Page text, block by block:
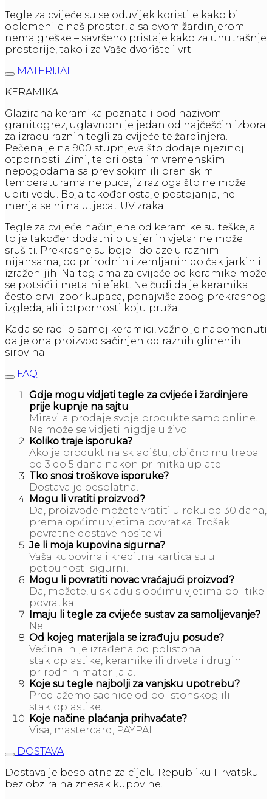
Tegle za cvijeće su se oduvijek koristile kako bi
oplemenile naš prostor, a sa ovom žardinjerom
nema greške – savršeno pristaje kako za unutrašnje
prostorije, tako i za Vaše dvorište i vrt.
MATERIJAL
KERAMIKA
Glazirana keramika poznata i pod nazivom
granitogrez, uglavnom je jedan od najčešćih izbora
za izradu raznih tegli za cvijeće te žardinjera.
Pečena je na 900 stupnjeva što dodaje njezinoj
otpornosti. Zimi, te pri ostalim vremenskim
nepogodama sa previsokim ili preniskim
temperaturama ne puca, iz razloga što ne može
upiti vodu. Boja također ostaje postojanja, ne
menja se ni na utjecat UV zraka.
Tegle za cvijeće načinjene od keramike su teške, ali
to je također dodatni plus jer ih vjetar ne može
srušiti. Prekrasne su boje i dolaze u raznim
nijansama, od prirodnih i zemljanih do čak jarkih i
izraženijih. Na teglama za cvijeće od keramike može
se potsići i metalni efekt. Ne čudi da je keramika
često prvi izbor kupaca, ponajviše zbog prekrasnog
izgleda, ali i otpornosti koju pruža.
Kada se radi o samoj keramici, važno je napomenuti
da je ona proizvod sačinjen od raznih glinenih
sirovina.
FAQ
Gdje mogu vidjeti tegle za cvijeće i žardinjere
prije kupnje na sajtu
Miravila prodaje svoje produkte samo online.
Ne može se vidjeti nigdje u živo.
Koliko traje isporuka?
Ako je produkt na skladištu, obično mu treba
od 3 do 5 dana nakon primitka uplate.
Tko snosi troškove isporuke?
Dostava je besplatna.
Mogu li vratiti proizvod?
Da, proizvode možete vratiti u roku od 30 dana,
prema općimu vjetima povratka. Trošak
povratne dostave nosite vi.
Je li moja kupovina sigurna?
Vaša kupovina i kreditna kartica su u
potpunosti sigurni.
Mogu li povratiti novac vraćajući proizvod?
Da, možete, u skladu s općimu vjetima politike
povratka.
Imaju li tegle za cvijeće sustav za samolijevanje?
Ne.
Od kojeg materijala se izrađuju posude?
Većina ih je izrađena od polistona ili
stakloplastike, keramike ili drveta i drugih
prirodnih materijala.
Koje su tegle najbolji za vanjsku upotrebu?
Predlažemo sadnice od polistonskog ili
stakloplastike.
Koje načine plaćanja prihvaćate?
Visa, mastercard, PAYPAL
DOSTAVA
Dostava je besplatna za cijelu Republiku Hrvatsku
bez obzira na znesak kupovine.